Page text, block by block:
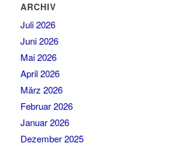
ARCHIV
Juli 2026
Juni 2026
Mai 2026
April 2026
März 2026
Februar 2026
Januar 2026
Dezember 2025